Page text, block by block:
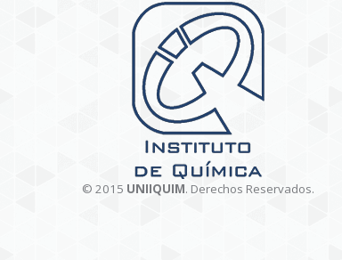
© 2015 UNIIQUIM. Derechos Reservados.